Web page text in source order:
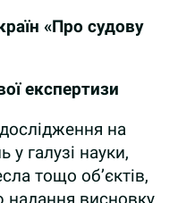
«Про судову
експертизи
на
у галузі науки,
тощо об’єктів,
надання висновку